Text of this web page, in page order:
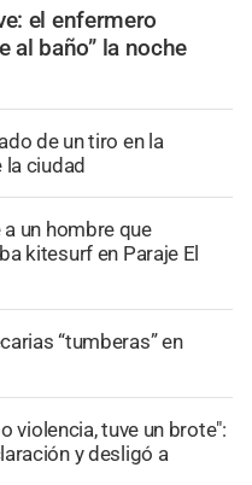
el enfermero
al baño” la noche
de un tiro en la
la ciudad
un hombre que
kitesurf en Paraje El
“tumberas” en
violencia, tuve un brote":
y desligó a